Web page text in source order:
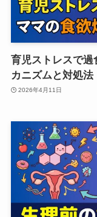
育児ストレスで
カニズムと対処法
2026年4月11日